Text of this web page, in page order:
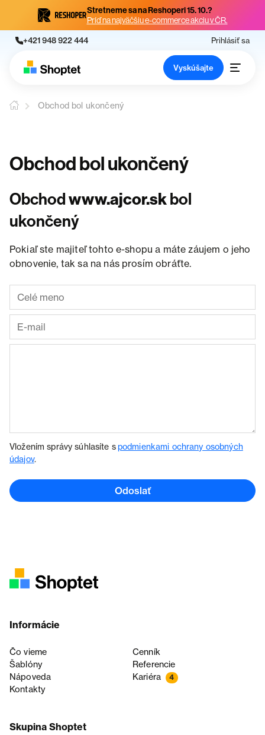
Stretneme sa na Reshoperi 15. 10.?
Príď na najväčšiu e-commerce akciu v ČR.
+421 948 922 444 Prihlásiť sa
Vyskúšajte
Obchod bol ukončený
Obchod bol ukončený
Obchodwww.ajcor.skbol
ukončený
Pokiaľ ste majiteľ tohto e-shopu a máte záujem o jeho
obnovenie, tak sa na nás prosím obráťte.
Vložením správy súhlasíte spodmienkami ochrany osobných
údajov.
Odoslať
Informácie
Čo vieme
Cenník
Šablóny
Referencie
Nápoveda
Kariéra 4
Kontakty
Skupina Shoptet